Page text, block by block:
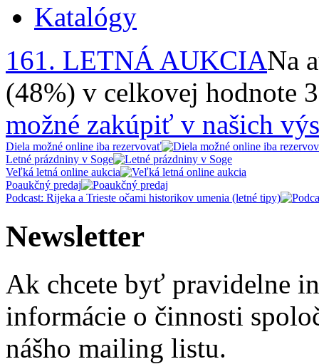
Katalógy
161. LETNÁ AUKCIANa
(48%) v celkovej hodnote
možné zakúpiť v našich
Diela možné online iba rezervovať
Letné prázdniny v Soge
Veľká letná online aukcia
Poaukčný predaj
Podcast: Rijeka a Trieste očami historikov umenia (letné tipy)
Newsletter
Ak chcete byť pravidelne
informácie o činnosti
nášho mailing listu.